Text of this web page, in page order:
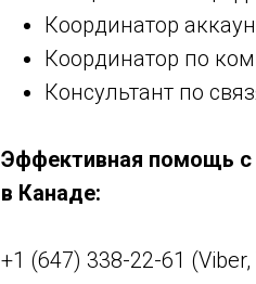
Координатор
Координатор по
Консультант по
Эффективная помощь с
в Канаде:
+1 (647) 338-22-61